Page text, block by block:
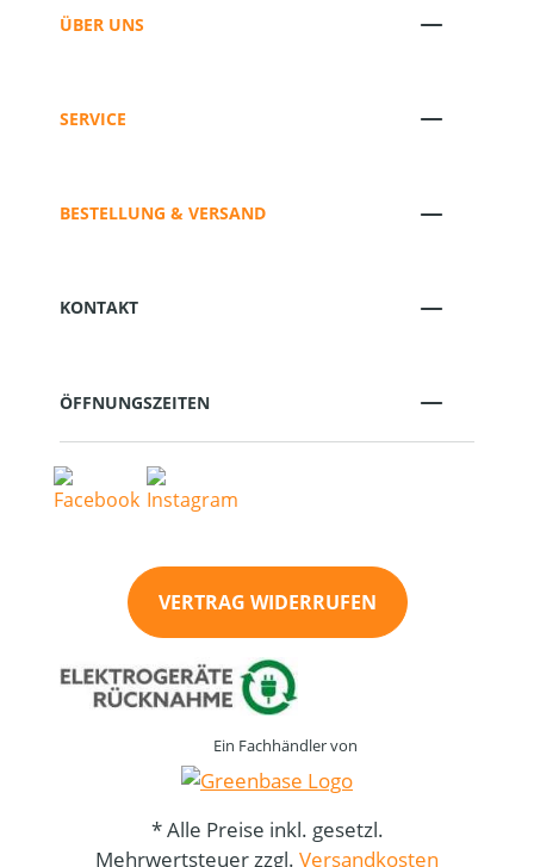
ÜBER UNS
SERVICE
BESTELLUNG & VERSAND
KONTAKT
ÖFFNUNGSZEITEN
VERTRAG WIDERRUFEN
Ein Fachhändler von
* Alle Preise inkl. gesetzl.
Mehrwertsteuer zzgl. Versandkosten